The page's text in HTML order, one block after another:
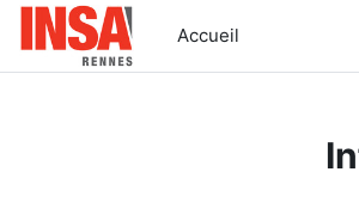
Passer au contenu principal
Accueil